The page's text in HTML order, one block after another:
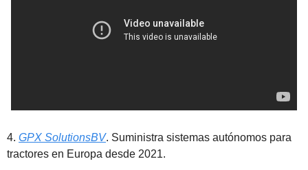
4. GPX SolutionsBV. Suministra sistemas autónomos para
tractores en Europa desde 2021.